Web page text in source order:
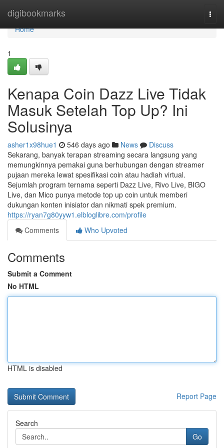
digibookmarks
Home
Home
1
Kenapa Coin Dazz Live Tidak
Masuk Setelah Top Up? Ini
Solusinya
asher1x98hue1 546 days ago News
Discuss
Sekarang, banyak terapan streaming secara langsung yang
memungkinnya pemakai guna berhubungan dengan streamer
pujaan mereka lewat spesifikasi coin atau hadiah virtual.
Sejumlah program ternama seperti Dazz Live, Rivo Live, BIGO
Live, dan Mico punya metode top up coin untuk memberi
dukungan konten inisiator dan nikmati spek premium.
https://ryan7g80yyw1.elbloglibre.com/profile
Comments
Who Upvoted
Comments
Submit a Comment
No HTML
HTML is disabled
Report Page
Search
Go